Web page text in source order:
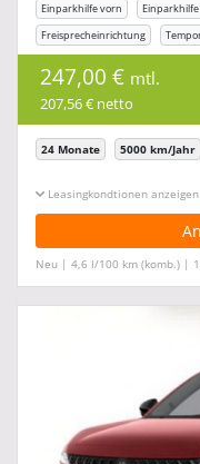
Einparkhilfe vorn
Freisprecheinrichtung
247,00 € mtl.
207,56 € netto
24 Monate 5000 km/Jahr
Leasingkonditionen ein-/
Neu | 4,6 l/100 km (komb.) |